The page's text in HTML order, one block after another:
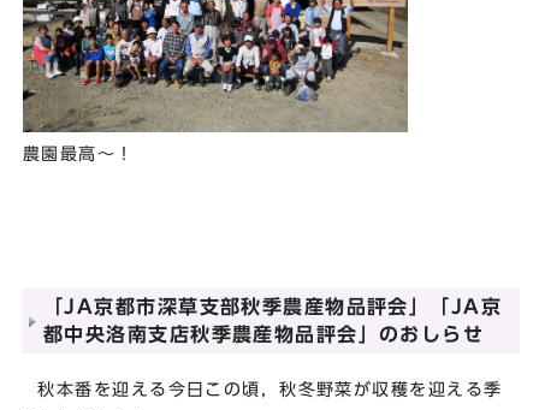
農園最高～！
「JA京都市深草支部秋季農産物品評会」「JA京
都中央洛南支店秋季農産物品評会」のおしらせ
秋本番を迎える今日この頃，秋冬野菜が収穫を迎える季